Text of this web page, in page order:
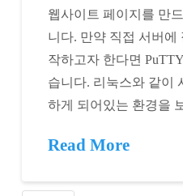
웹사이트 페이지를 만
니다. 만약 직접 서버에
작하고자 한다면
습니다. 리눅스와 같이
하게 되어있는 환경을
Read More